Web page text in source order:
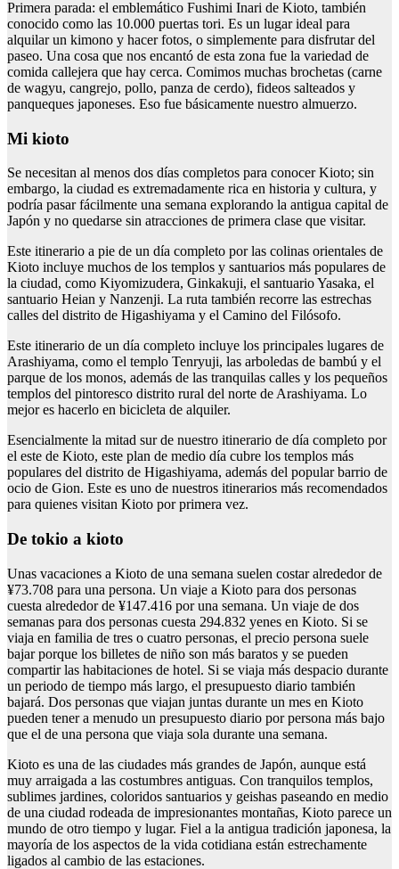
Primera parada: el emblemático Fushimi Inari de Kioto, también
conocido como las 10.000 puertas tori. Es un lugar ideal para
alquilar un kimono y hacer fotos, o simplemente para disfrutar del
paseo. Una cosa que nos encantó de esta zona fue la variedad de
comida callejera que hay cerca. Comimos muchas brochetas (carne
de wagyu, cangrejo, pollo, panza de cerdo), fideos salteados y
panqueques japoneses. Eso fue básicamente nuestro almuerzo.
Mi kioto
Se necesitan al menos dos días completos para conocer Kioto; sin
embargo, la ciudad es extremadamente rica en historia y cultura, y
podría pasar fácilmente una semana explorando la antigua capital de
Japón y no quedarse sin atracciones de primera clase que visitar.
Este itinerario a pie de un día completo por las colinas orientales de
Kioto incluye muchos de los templos y santuarios más populares de
la ciudad, como Kiyomizudera, Ginkakuji, el santuario Yasaka, el
santuario Heian y Nanzenji. La ruta también recorre las estrechas
calles del distrito de Higashiyama y el Camino del Filósofo.
Este itinerario de un día completo incluye los principales lugares de
Arashiyama, como el templo Tenryuji, las arboledas de bambú y el
parque de los monos, además de las tranquilas calles y los pequeños
templos del pintoresco distrito rural del norte de Arashiyama. Lo
mejor es hacerlo en bicicleta de alquiler.
Esencialmente la mitad sur de nuestro itinerario de día completo por
el este de Kioto, este plan de medio día cubre los templos más
populares del distrito de Higashiyama, además del popular barrio de
ocio de Gion. Este es uno de nuestros itinerarios más recomendados
para quienes visitan Kioto por primera vez.
De tokio a kioto
Unas vacaciones a Kioto de una semana suelen costar alrededor de
¥73.708 para una persona. Un viaje a Kioto para dos personas
cuesta alrededor de ¥147.416 por una semana. Un viaje de dos
semanas para dos personas cuesta 294.832 yenes en Kioto. Si se
viaja en familia de tres o cuatro personas, el precio persona suele
bajar porque los billetes de niño son más baratos y se pueden
compartir las habitaciones de hotel. Si se viaja más despacio durante
un periodo de tiempo más largo, el presupuesto diario también
bajará. Dos personas que viajan juntas durante un mes en Kioto
pueden tener a menudo un presupuesto diario por persona más bajo
que el de una persona que viaja sola durante una semana.
Kioto es una de las ciudades más grandes de Japón, aunque está
muy arraigada a las costumbres antiguas. Con tranquilos templos,
sublimes jardines, coloridos santuarios y geishas paseando en medio
de una ciudad rodeada de impresionantes montañas, Kioto parece un
mundo de otro tiempo y lugar. Fiel a la antigua tradición japonesa, la
mayoría de los aspectos de la vida cotidiana están estrechamente
ligados al cambio de las estaciones.